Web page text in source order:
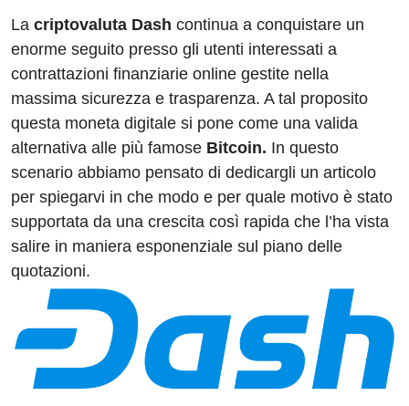
c
e
b
o
o
k
k
e
dI
n
d
di
t
e
a
d
s
at
s
A
p
p
e
gr
a
m
La criptovaluta Dash continua a conquistare un
enorme seguito presso gli utenti interessati a
contrattazioni finanziarie online gestite nella
massima sicurezza e trasparenza. A tal proposito
questa moneta digitale si pone come una valida
alternativa alle più famose Bitcoin. In questo
scenario abbiamo pensato di dedicargli un articolo
per spiegarvi in che modo e per quale motivo è stato
supportata da una crescita così rapida che l’ha vista
salire in maniera esponenziale sul piano delle
quotazioni.